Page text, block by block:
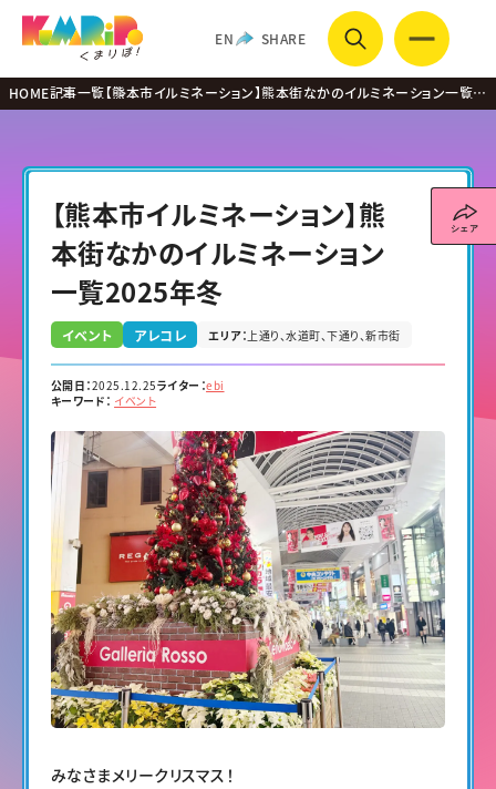
EN SHARE
HOME記事一覧【熊本市イルミネーション】熊本街なかのイルミネーション一覧
2025年冬
【熊本市イルミネーション】熊
本街なかのイルミネーション
一覧2025年冬
イベント アレコレ エリア： 上通り 水道町 下通り 新市街
公開日：2025.12.25ライター：ebi
キーワード： イベント
みなさまメリークリスマス！